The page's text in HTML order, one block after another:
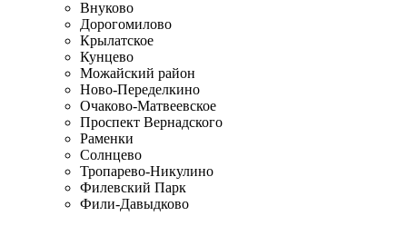
Внуково
Дорогомилово
Крылатское
Кунцево
Можайский район
Ново-Переделкино
Очаково-Матвеевское
Проспект Вернадского
Раменки
Солнцево
Тропарево-Никулино
Филевский Парк
Фили-Давыдково